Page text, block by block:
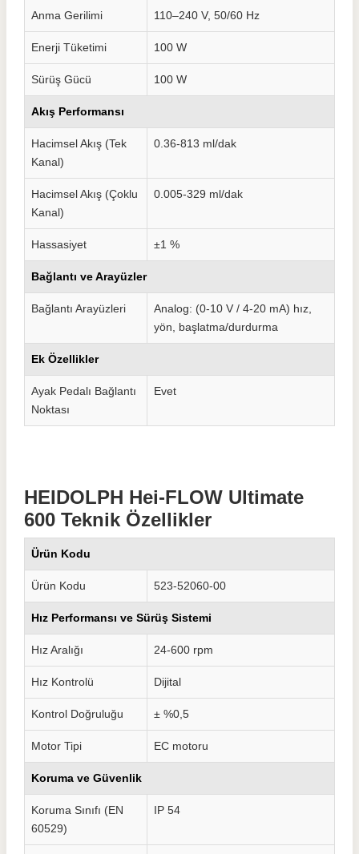
Anma Gerilimi 110–240 V, 50/60 Hz
Enerji Tüketimi 100 W
Sürüş Gücü 100 W
Akış Performansı
Hacimsel Akış (Tek
Kanal)
0.36-813 ml/dak
Hacimsel Akış (Çoklu
Kanal)
0.005-329 ml/dak
Hassasiyet ±1 %
Bağlantı ve Arayüzler
Bağlantı Arayüzleri
Analog: (0-10 V / 4-20 mA) hız,
yön, başlatma/durdurma
Ek Özellikler
Ayak Pedalı Bağlantı
Noktası
Evet
HEIDOLPH Hei-FLOW Ultimate
600 Teknik Özellikler
Ürün Kodu
Ürün Kodu 523-52060-00
Hız Performansı ve Sürüş Sistemi
Hız Aralığı 24-600 rpm
Hız Kontrolü Dijital
Kontrol Doğruluğu ± %0,5
Motor Tipi EC motoru
Koruma ve Güvenlik
Koruma Sınıfı (EN
60529)
IP 54